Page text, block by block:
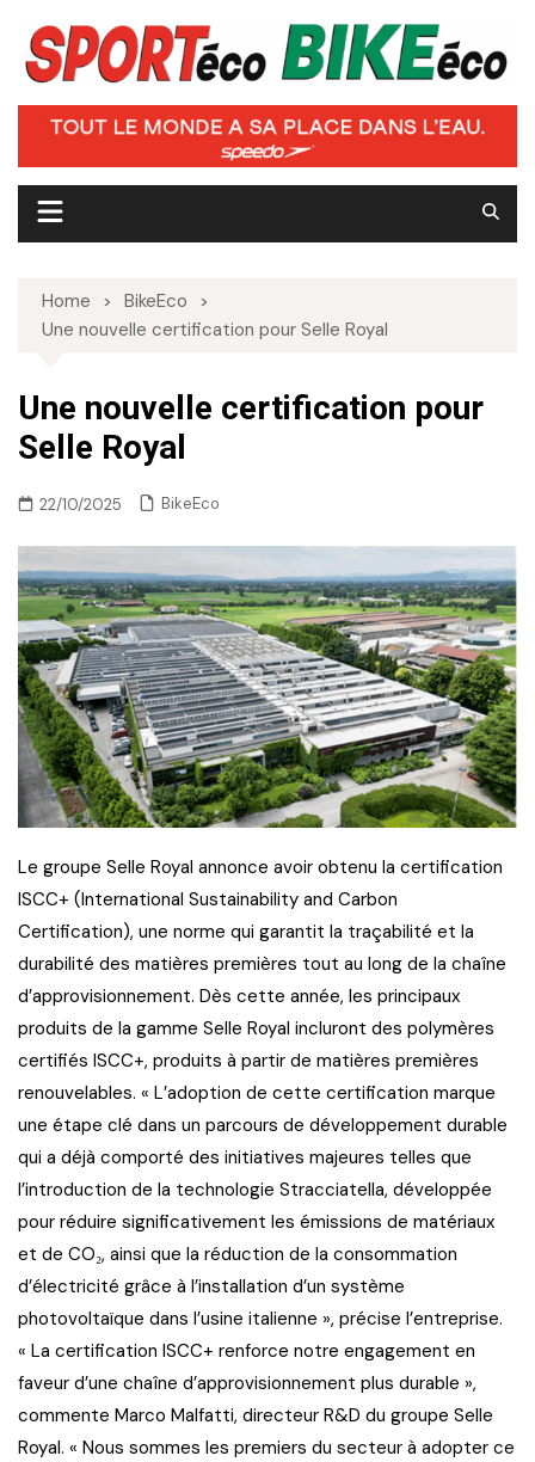
content
Home
BikeEco
Une nouvelle certification pour Selle Royal
Une nouvelle certification pour
Selle Royal
22/10/2025 BikeEco
Le groupe Selle Royal annonce avoir obtenu la certification
ISCC+ (International Sustainability and Carbon
Certification), une norme qui garantit la traçabilité et la
durabilité des matières premières tout au long de la chaîne
d’approvisionnement. Dès cette année, les principaux
produits de la gamme Selle Royal incluront des polymères
certifiés ISCC+, produits à partir de matières premières
renouvelables. « L’adoption de cette certification marque
une étape clé dans un parcours de développement durable
qui a déjà comporté des initiatives majeures telles que
l’introduction de la technologie Stracciatella, développée
pour réduire significativement les émissions de matériaux
et de CO₂, ainsi que la réduction de la consommation
d’électricité grâce à l’installation d’un système
photovoltaïque dans l’usine italienne », précise l’entreprise.
« La certification ISCC+ renforce notre engagement en
faveur d’une chaîne d’approvisionnement plus durable »,
commente Marco Malfatti, directeur R&D du groupe Selle
Royal. « Nous sommes les premiers du secteur à adopter ce